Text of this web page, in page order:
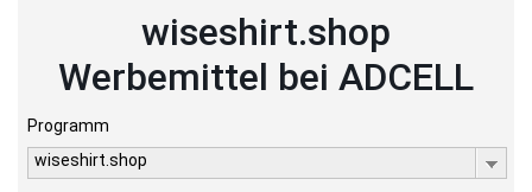
wiseshirt.shop
Werbemittel bei ADCELL
Programm
wiseshirt.shop